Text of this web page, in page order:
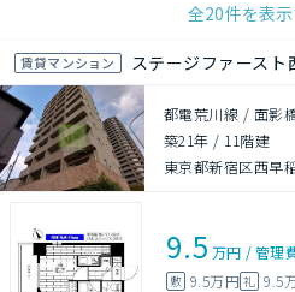
全20件を表
賃貸マンション ステージファースト
都電荒川線 / 面影
築21年 / 11階建
東京都新宿区西早
9.5 万円 /管理
敷 9.5万円礼 9.5